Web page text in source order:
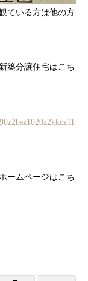
ている方は他の方
築分譲住宅はこち
ームページはこち